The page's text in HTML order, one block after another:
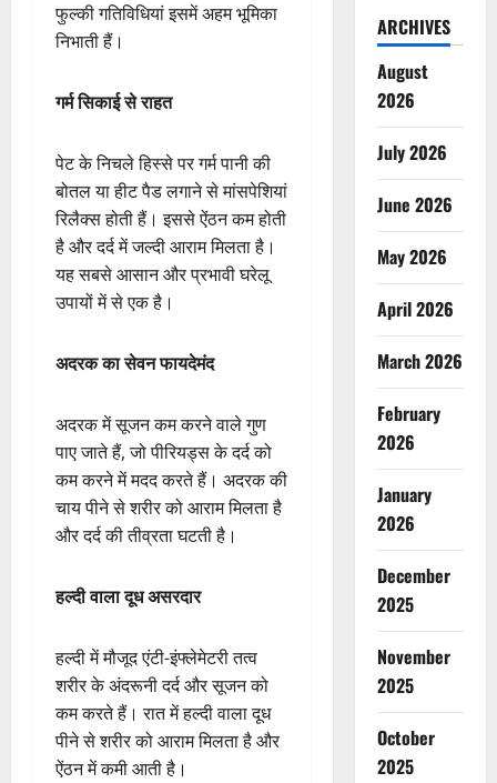
फुल्की गतिविधियां इसमें अहम भूमिका
निभाती हैं।
गर्म सिकाई से राहत
पेट के निचले हिस्से पर गर्म पानी की
बोतल या हीट पैड लगाने से मांसपेशियां
रिलैक्स होती हैं। इससे ऐंठन कम होती
है और दर्द में जल्दी आराम मिलता है।
यह सबसे आसान और प्रभावी घरेलू
उपायों में से एक है।
अदरक का सेवन फायदेमंद
अदरक में सूजन कम करने वाले गुण
पाए जाते हैं, जो पीरियड्स के दर्द को
कम करने में मदद करते हैं। अदरक की
चाय पीने से शरीर को आराम मिलता है
और दर्द की तीव्रता घटती है।
हल्दी वाला दूध असरदार
हल्दी में मौजूद एंटी-इंफ्लेमेटरी तत्व
शरीर के अंदरूनी दर्द और सूजन को
कम करते हैं। रात में हल्दी वाला दूध
पीने से शरीर को आराम मिलता है और
ऐंठन में कमी आती है।
ARCHIVES
August
2026
July 2026
June 2026
May 2026
April 2026
March 2026
February
2026
January
2026
December
2025
November
2025
October
2025